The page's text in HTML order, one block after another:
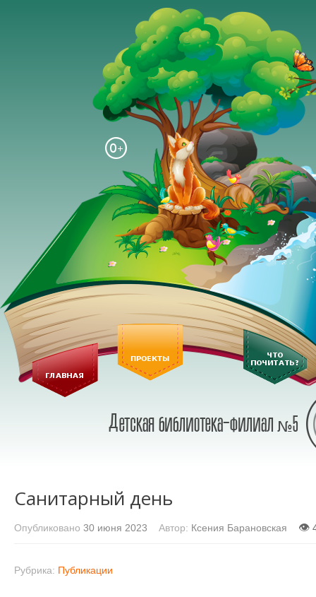
Санитарный день
Опубликовано 30 июня 2023 Автор: Ксения Барановская 👁
Рубрика: Публикации